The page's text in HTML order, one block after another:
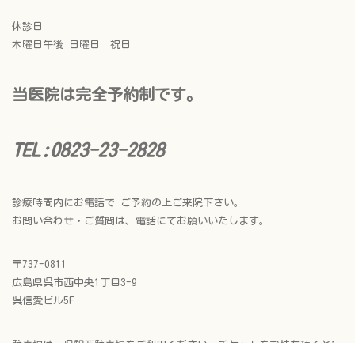
休診日
木曜日午後 日曜日 祝日
当医院は完全予約制です。
TEL:0823-23-2828
診療時間内にお電話で ご予約の上ご来院下さい。
お問い合わせ・ご質問は、電話にてお願いいたします。
〒737-0811
広島県呉市西中央1丁目3-9
呉信愛ビル5F